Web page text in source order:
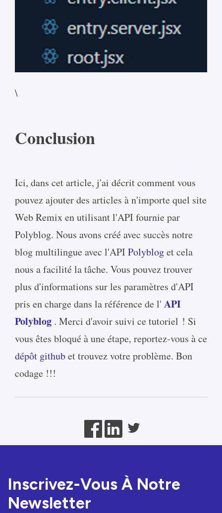
\
Conclusion
Ici, dans cet article, j'ai décrit comment vous
pouvez ajouter des articles à n'importe quel site
Web Remix en utilisant l'API fournie par
Polyblog. Nous avons créé avec succès notre
blog multilingue avec l'API Polybloget cela
nous a facilité la tâche. Vous pouvez trouver
plus d'informations sur les paramètres d'API
pris en charge dans la référence de l' API
Polyblog . Merci d'avoir suivi ce tutoriel ! Si
vous êtes bloqué à une étape, reportez-vous à ce
dépôt githubet trouvez votre problème. Bon
codage !!!
Inscrivez-Vous À Notre
Newsletter